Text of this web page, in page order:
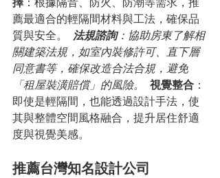
薦最適合的輕隔間材料與工法，確保品
質與安全。
法規諮詢：協助房東了解相
關建築法規，如室內裝修許可、直下層
同意書等，確保改造合法合規，避免
「租屋裝潢賠償」的風險。
視覺整合 ：
即使是輕隔間，也能透過設計手法，使
其與整體空間風格融合，提升居住舒適
度與視覺美感。
推薦台灣知名設計公司